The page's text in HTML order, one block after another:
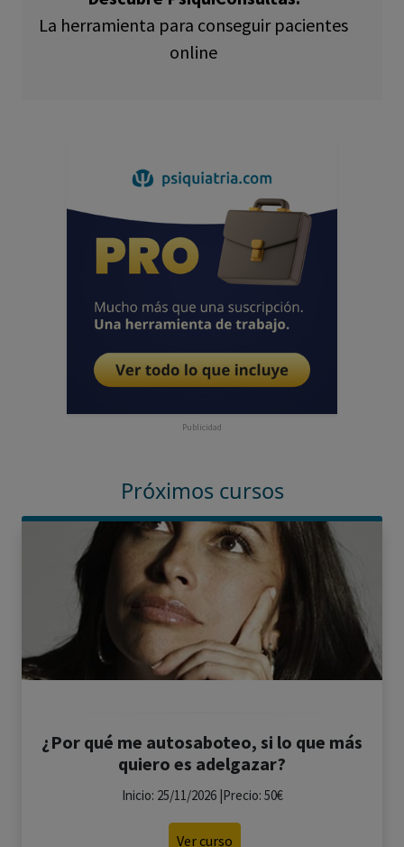
La herramienta para conseguir pacientes
online
Publicidad
Próximos cursos
¿Por qué me autosaboteo, si lo que más
quiero es adelgazar?
Inicio: 25/11/2026 |Precio: 50€
Ver curso